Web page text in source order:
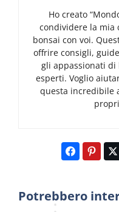
Ho creato
condividere la mia
bonsai con voi.
offrire consigli,
gli appassionati
esperti. Voglio
questa incredibile
Potrebbero
a
n
t
a
S
i
g
o
P
i
a
n
t
n
a
i